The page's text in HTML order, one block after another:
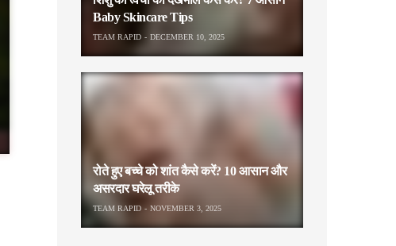
Baby Skincare Tips
TEAM RAPID DECEMBER 10, 2025
रोते हुए बच्चे को शांत कैसे करें? 10 आसान और
असरदार घरेलू तरीके
TEAM RAPID NOVEMBER 3, 2025